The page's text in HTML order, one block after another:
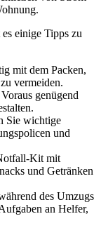
einige Tipps zu
mit dem Packen,
vermeiden.
genügend
Sie wichtige
und
Kit mit
und Getränken
des Umzugs
an Helfer,